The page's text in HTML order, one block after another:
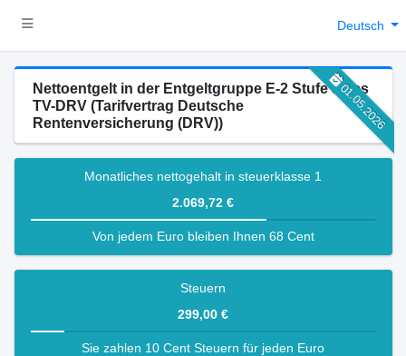
Deutsch
01.05.2026
Nettoentgelt in der Entgeltgruppe E-2 Stufe 3 des
TV-DRV (Tarifvertrag Deutsche
Rentenversicherung (DRV))
Monatliches nettogehalt in steuerklasse 1
2.069,72 €
Von jedem Euro bleiben Ihnen 68 Cent
Steuern
299,00 €
Sie zahlen 10 Cent Steuern für jeden Euro